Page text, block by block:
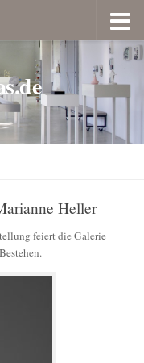
Heller
feiert die Galerie